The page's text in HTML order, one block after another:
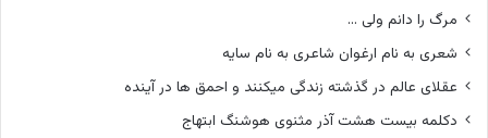
مرگ را دانم ولی …
شعری به نام ارغوان شاعری به نام سایه
عقلای عالم در گذشته زندگی میکنند و احمق ها در آینده
دکلمه بیست هشت آذر مثنوی هوشنگ ابتهاج